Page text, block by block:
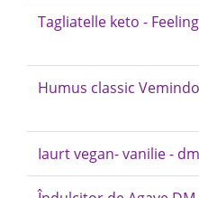
Tagliatelle keto -
Humus classic Vemindo
Iaurt vegan- vanilie -